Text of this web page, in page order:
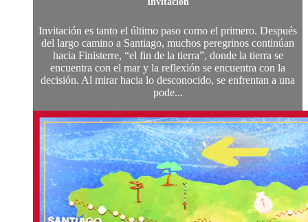
Invitación es tanto el último paso como el primero. Después
del largo camino a Santiago, muchos peregrinos continúan
hacia Finisterre, “el fin de la tierra”, donde la tierra se
encuentra con el mar y la reflexión se encuentra con la
decisión. Al mirar hacia lo desconocido, se enfrentan a una
pode...